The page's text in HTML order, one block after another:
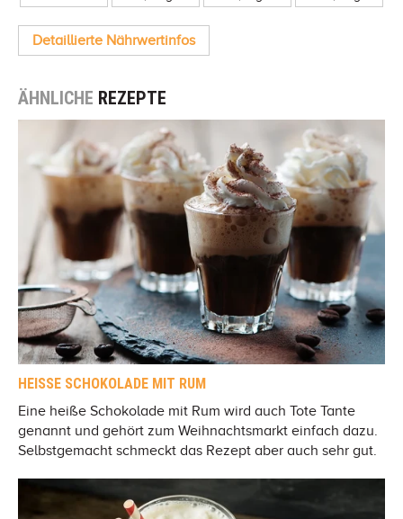
Detaillierte Nährwertinfos
ÄHNLICHE REZEPTE
HEISSE SCHOKOLADE MIT RUM
Eine heiße Schokolade mit Rum wird auch Tote Tante
genannt und gehört zum Weihnachtsmarkt einfach dazu.
Selbstgemacht schmeckt das Rezept aber auch sehr gut.